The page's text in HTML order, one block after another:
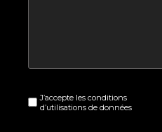
titreJ’accepte les conditions
d’utilisations de données